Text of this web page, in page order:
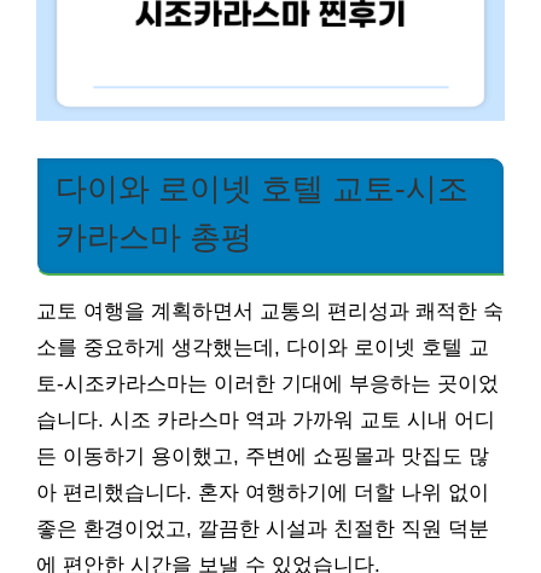
다이와 로이넷 호텔 교토-시조
카라스마 총평
교토 여행을 계획하면서 교통의 편리성과 쾌적한 숙
소를 중요하게 생각했는데, 다이와 로이넷 호텔 교
토-시조카라스마는 이러한 기대에 부응하는 곳이었
습니다. 시조 카라스마 역과 가까워 교토 시내 어디
든 이동하기 용이했고, 주변에 쇼핑몰과 맛집도 많
아 편리했습니다. 혼자 여행하기에 더할 나위 없이
좋은 환경이었고, 깔끔한 시설과 친절한 직원 덕분
에 편안한 시간을 보낼 수 있었습니다.